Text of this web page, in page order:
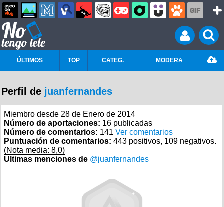
ÚLTIMOS TOP CATEG. MODERA
Perfil de juanfernandes
Miembro desde 28 de Enero de 2014
Número de aportaciones: 16 publicadas
Número de comentarios: 141 Ver comentarios
Puntuación de comentarios: 443 positivos, 109 negativos.
(Nota media: 8,0)
Últimas menciones de @juanfernandes